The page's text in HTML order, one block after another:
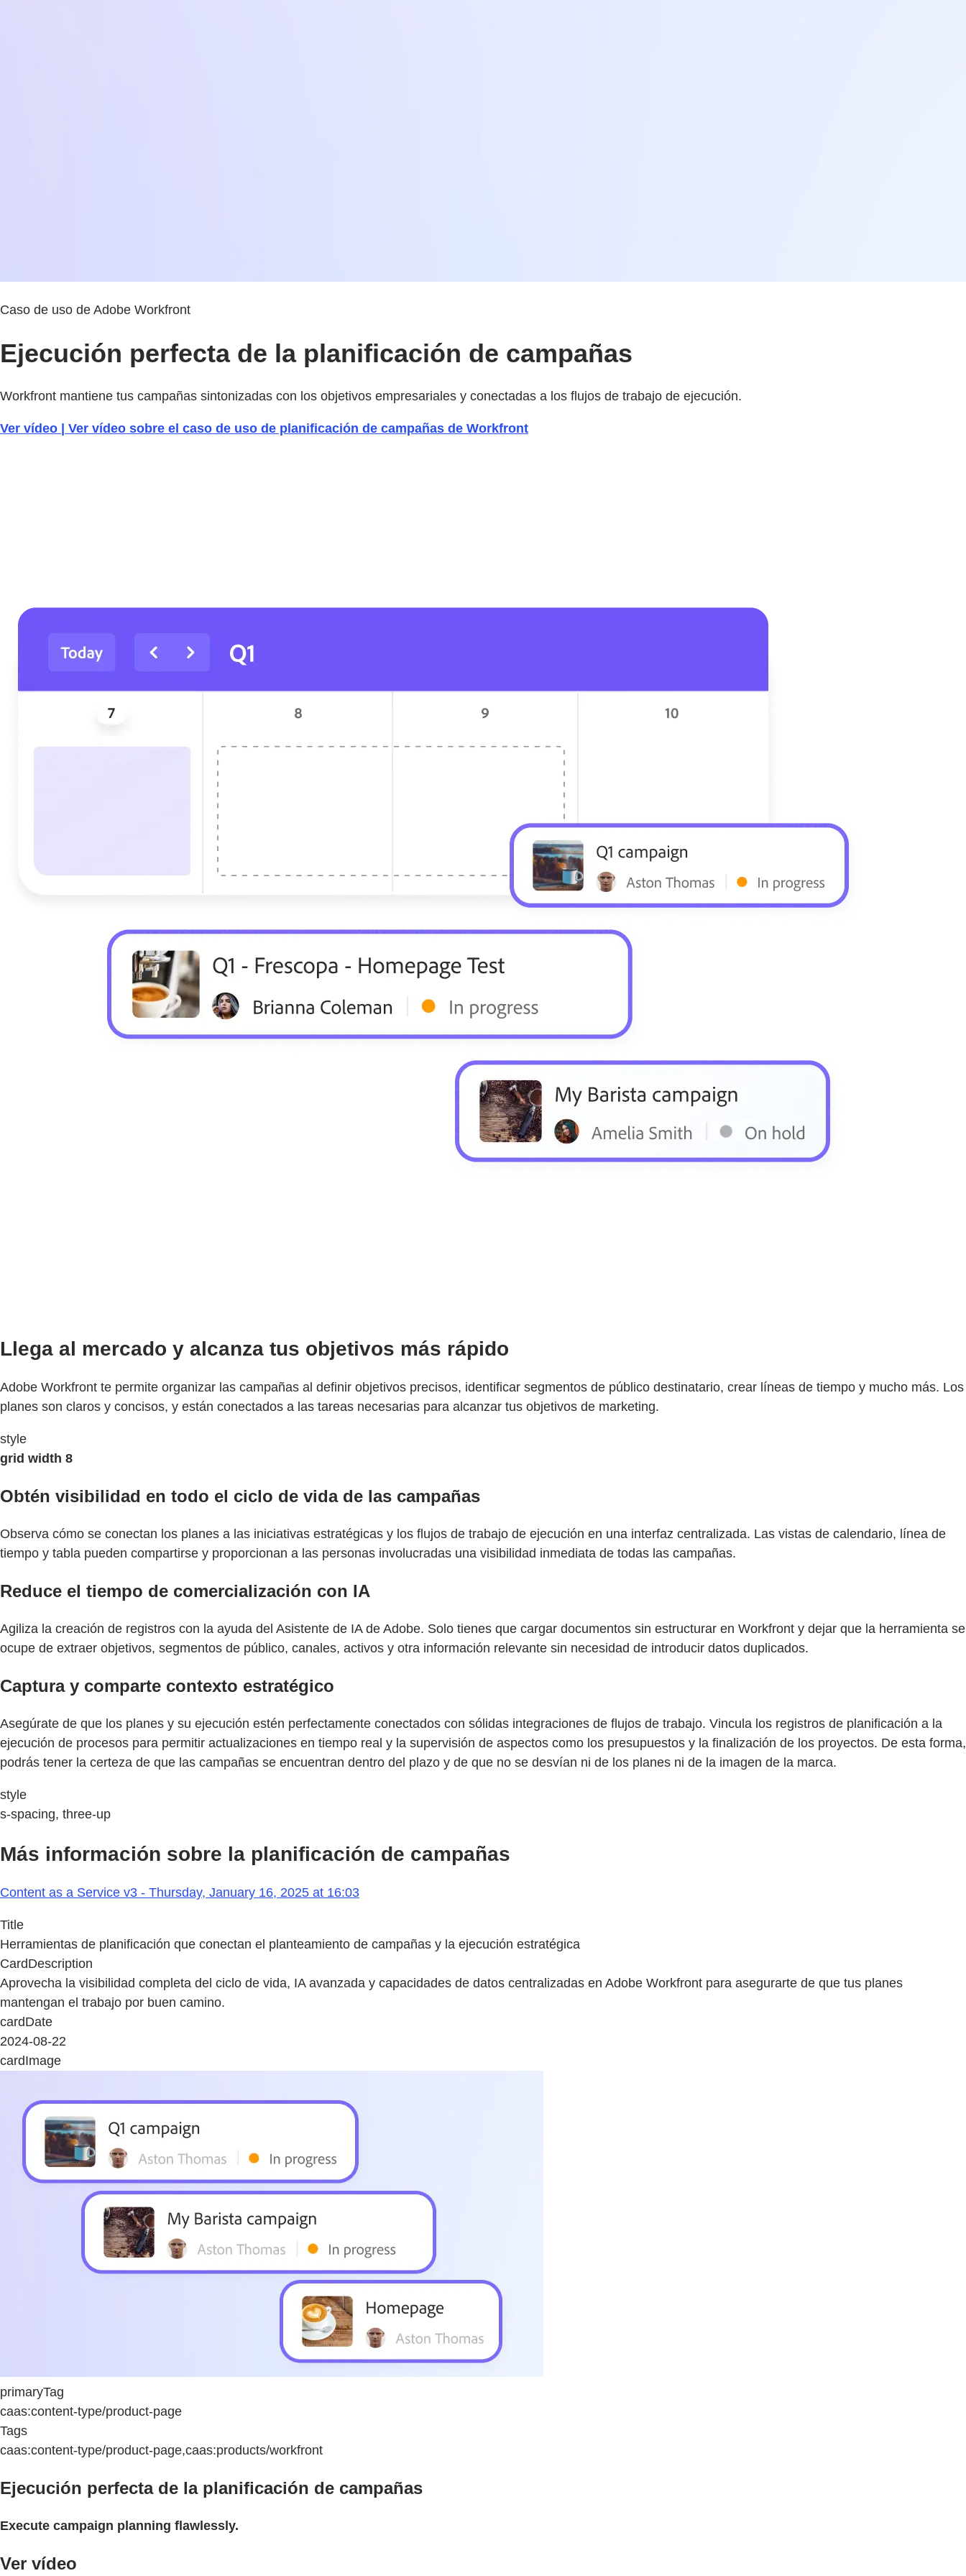
Caso de uso de Adobe Workfront
Ejecución perfecta de la planificación de campañas
Workfront mantiene tus campañas sintonizadas con los objetivos empresariales y conectadas a los flujos de trabajo de ejecución.
Ver vídeo | Ver vídeo sobre el caso de uso de planificación de campañas de Workfront
Llega al mercado y alcanza tus objetivos más rápido
Adobe Workfront te permite organizar las campañas al definir objetivos precisos, identificar segmentos de público destinatario, crear líneas de tiempo y mucho más. Los
planes son claros y concisos, y están conectados a las tareas necesarias para alcanzar tus objetivos de marketing.
style
grid width 8
Obtén visibilidad en todo el ciclo de vida de las campañas
Observa cómo se conectan los planes a las iniciativas estratégicas y los flujos de trabajo de ejecución en una interfaz centralizada. Las vistas de calendario, línea de
tiempo y tabla pueden compartirse y proporcionan a las personas involucradas una visibilidad inmediata de todas las campañas.
Reduce el tiempo de comercialización con IA
Agiliza la creación de registros con la ayuda del Asistente de IA de Adobe. Solo tienes que cargar documentos sin estructurar en Workfront y dejar que la herramienta se
ocupe de extraer objetivos, segmentos de público, canales, activos y otra información relevante sin necesidad de introducir datos duplicados.
Captura y comparte contexto estratégico
Asegúrate de que los planes y su ejecución estén perfectamente conectados con sólidas integraciones de flujos de trabajo. Vincula los registros de planificación a la
ejecución de procesos para permitir actualizaciones en tiempo real y la supervisión de aspectos como los presupuestos y la finalización de los proyectos. De esta forma,
podrás tener la certeza de que las campañas se encuentran dentro del plazo y de que no se desvían ni de los planes ni de la imagen de la marca.
style
s-spacing, three-up
Más información sobre la planificación de campañas
Content as a Service v3 - Thursday, January 16, 2025 at 16:03
Title
Herramientas de planificación que conectan el planteamiento de campañas y la ejecución estratégica
CardDescription
Aprovecha la visibilidad completa del ciclo de vida, IA avanzada y capacidades de datos centralizadas en Adobe Workfront para asegurarte de que tus planes
mantengan el trabajo por buen camino.
cardDate
2024-08-22
cardImage
primaryTag
caas:content-type/product-page
Tags
caas:content-type/product-page,caas:products/workfront
Ejecución perfecta de la planificación de campañas
Execute campaign planning flawlessly.
Ver vídeo